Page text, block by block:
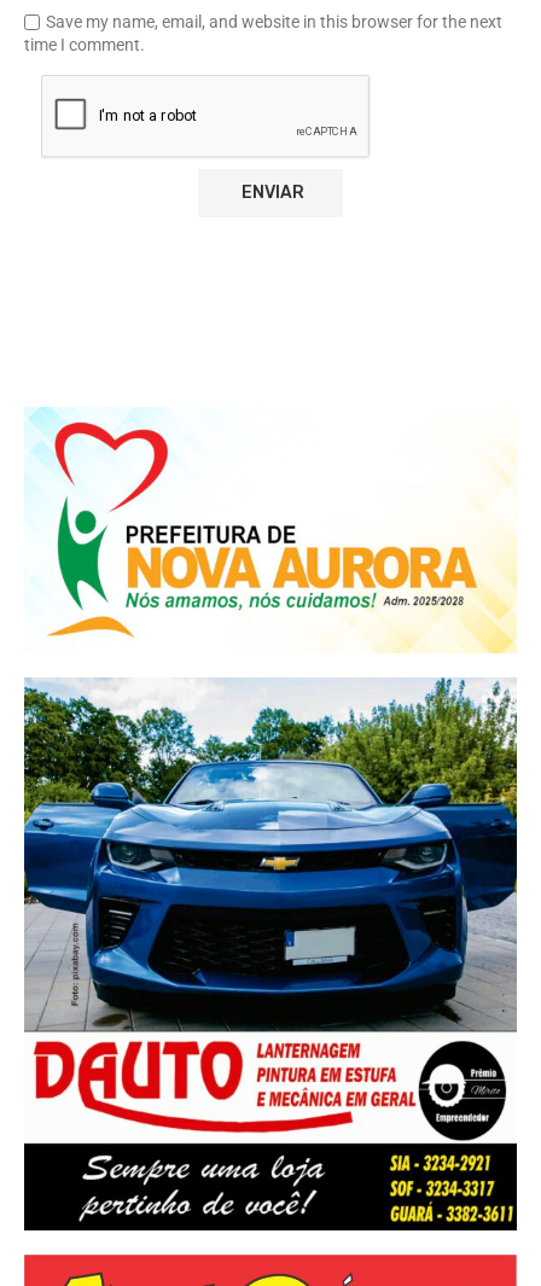
Save my name, email, and website in this browser for the next
time I comment.